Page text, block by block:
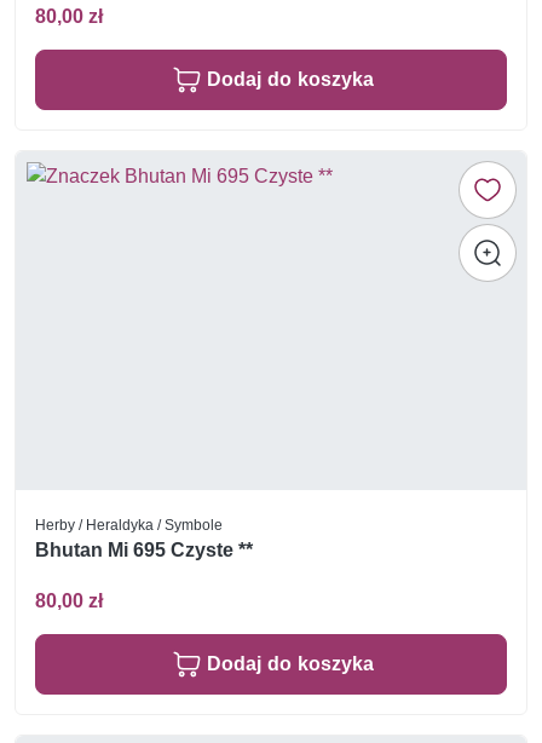
80,00 zł
Dodaj do koszyka
Herby / Heraldyka / Symbole
Bhutan Mi 695 Czyste **
80,00 zł
Dodaj do koszyka